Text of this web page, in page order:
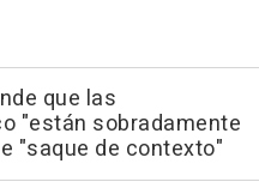
que las
"están sobradamente
"saque de contexto"